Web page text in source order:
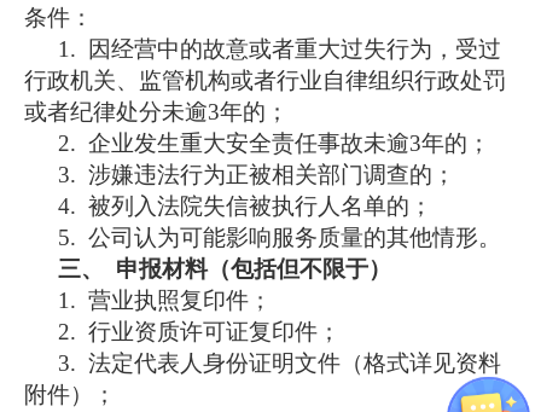
条件：
1. 因经营中的故意或者重大过失行为，受过
行政机关、监管机构或者行业自律组织行政处罚
或者纪律处分未逾3年的；
2. 企业发生重大安全责任事故未逾3年的；
3. 涉嫌违法行为正被相关部门调查的；
4. 被列入法院失信被执行人名单的；
5. 公司认为可能影响服务质量的其他情形。
三、
申报材料（包括但不限于）
1. 营业执照复印件；
2. 行业资质许可证复印件；
3. 法定代表人身份证明文件（格式详见资料
附件）；